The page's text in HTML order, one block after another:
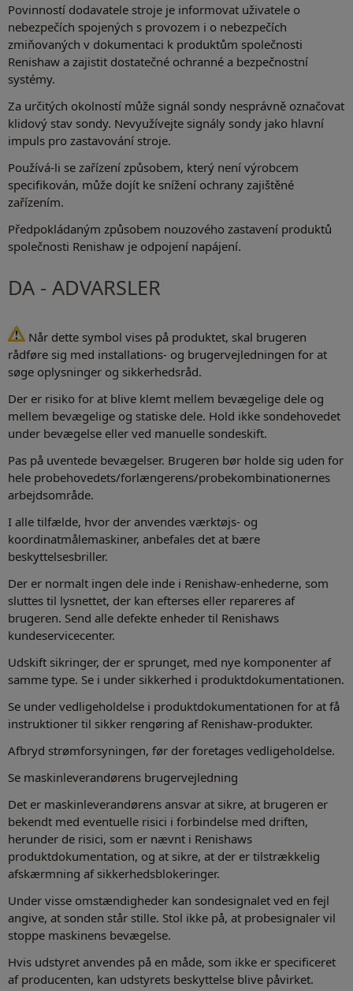
Povinností dodavatele stroje je informovat uživatele o
nebezpečích spojených s provozem i o nebezpečích
zmiňovaných v dokumentaci k produktům společnosti
Renishaw a zajistit dostatečné ochranné a bezpečnostní
systémy.
Za určitých okolností může signál sondy nesprávně označovat
klidový stav sondy. Nevyužívejte signály sondy jako hlavní
impuls pro zastavování stroje.
Používá-li se zařízení způsobem, který není výrobcem
specifikován, může dojít ke snížení ochrany zajištěné
zařízením.
Předpokládaným způsobem nouzového zastavení produktů
společnosti Renishaw je odpojení napájení.
DA - ADVARSLER
Når dette symbol vises på produktet, skal brugeren
rådføre sig med installations- og brugervejledningen for at
søge oplysninger og sikkerhedsråd.
Der er risiko for at blive klemt mellem bevægelige dele og
mellem bevægelige og statiske dele. Hold ikke sondehovedet
under bevægelse eller ved manuelle sondeskift.
Pas på uventede bevægelser. Brugeren bør holde sig uden for
hele probehovedets/forlængerens/probekombinationernes
arbejdsområde.
I alle tilfælde, hvor der anvendes værktøjs- og
koordinatmålemaskiner, anbefales det at bære
beskyttelsesbriller.
Der er normalt ingen dele inde i Renishaw-enhederne, som
sluttes til lysnettet, der kan efterses eller repareres af
brugeren. Send alle defekte enheder til Renishaws
kundeservicecenter.
Udskift sikringer, der er sprunget, med nye komponenter af
samme type. Se i under sikkerhed i produktdokumentationen.
Se under vedligeholdelse i produktdokumentationen for at få
instruktioner til sikker rengøring af Renishaw-produkter.
Afbryd strømforsyningen, før der foretages vedligeholdelse.
Se maskinleverandørens brugervejledning
Det er maskinleverandørens ansvar at sikre, at brugeren er
bekendt med eventuelle risici i forbindelse med driften,
herunder de risici, som er nævnt i Renishaws
produktdokumentation, og at sikre, at der er tilstrækkelig
afskærmning af sikkerhedsblokeringer.
Under visse omstændigheder kan sondesignalet ved en fejl
angive, at sonden står stille. Stol ikke på, at probesignaler vil
stoppe maskinens bevægelse.
Hvis udstyret anvendes på en måde, som ikke er specificeret
af producenten, kan udstyrets beskyttelse blive påvirket.